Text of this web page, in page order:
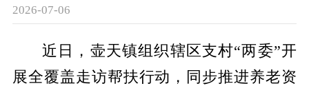
2026-07-06
近日，壶天镇组织辖区支村“两委”开
展全覆盖走访帮扶行动，同步推进养老资